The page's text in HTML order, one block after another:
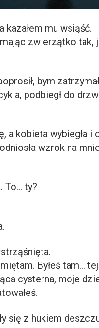
kazałem mu wsiąść.
zwierzątko tak,
bym
podbiegł do
a kobieta wybiegła i
wzrok na
To… ty?
Byłeś tam…
cysterna, moje
się z hukiem